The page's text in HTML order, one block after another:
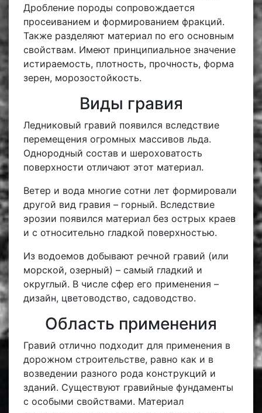
Дробление породы сопровождается
просеиванием и формированием фракций.
Также разделяют материал по его основным
свойствам. Имеют принципиальное значение
истираемость, плотность, прочность, форма
зерен, морозостойкость.
Виды гравия
Ледниковый гравий появился вследствие
перемещения огромных массивов льда.
Однородный состав и шероховатость
поверхности отличают этот материал.
Ветер и вода многие сотни лет формировали
другой вид гравия – горный. Вследствие
эрозии появился материал без острых краев
и с относительно гладкой поверхностью.
Из водоемов добывают речной гравий (или
морской, озерный) – самый гладкий и
округлый. В числе сфер его применения –
дизайн, цветоводство, садоводство.
Область применения
Гравий отлично подходит для применения в
дорожном строительстве, равно как и в
возведении разного рода конструкций и
зданий. Существуют гравийные фундаменты
с особыми свойствами. Материал